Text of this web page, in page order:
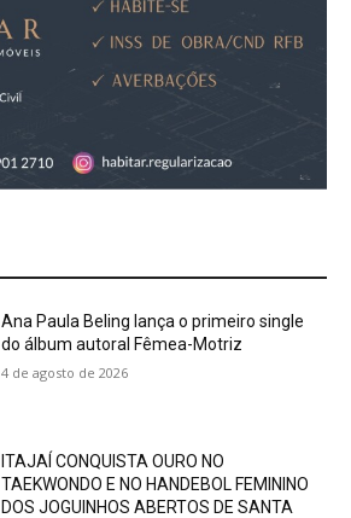
Ana Paula Beling lança o primeiro single
do álbum autoral Fêmea-Motriz
4 de agosto de 2026
ITAJAÍ CONQUISTA OURO NO
TAEKWONDO E NO HANDEBOL FEMININO
DOS JOGUINHOS ABERTOS DE SANTA